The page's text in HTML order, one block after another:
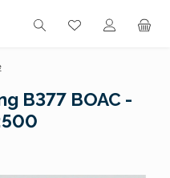
Du hast 0
B377 BOAC -